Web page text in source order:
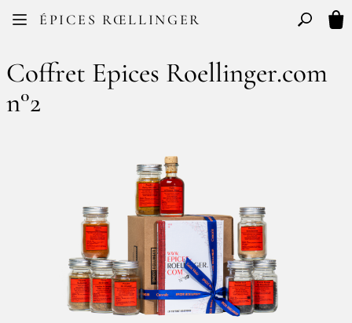
ÉPICES RŒLLINGER
FR EN Basculer
Coffret Epices Roellinger.com
n°2